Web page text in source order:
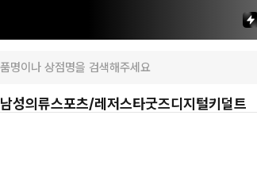
남성의류스포츠/레저스타굿즈디지털키덜트